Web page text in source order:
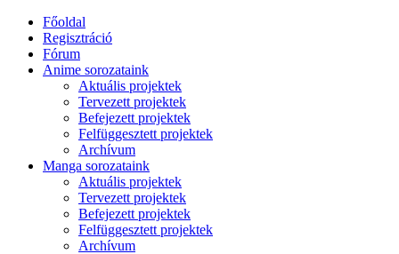
Főoldal
Regisztráció
Fórum
Anime sorozataink
Aktuális projektek
Tervezett projektek
Befejezett projektek
Felfüggesztett projektek
Archívum
Manga sorozataink
Aktuális projektek
Tervezett projektek
Befejezett projektek
Felfüggesztett projektek
Archívum